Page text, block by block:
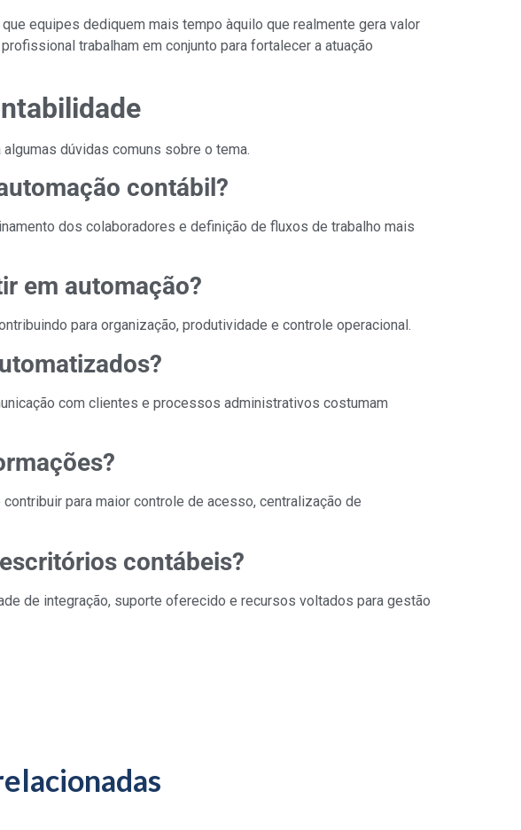
equipes dediquem mais tempo àquilo que realmente gera valor
trabalham em conjunto para fortalecer a atuação
dúvidas comuns sobre o tema.
contábil?
dos colaboradores e definição de fluxos de trabalho mais
em automação?
para organização, produtividade e controle operacional.
com clientes e processos administrativos costumam
para maior controle de acesso, centralização de
contábeis?
de integração, suporte oferecido e recursos voltados para gestão